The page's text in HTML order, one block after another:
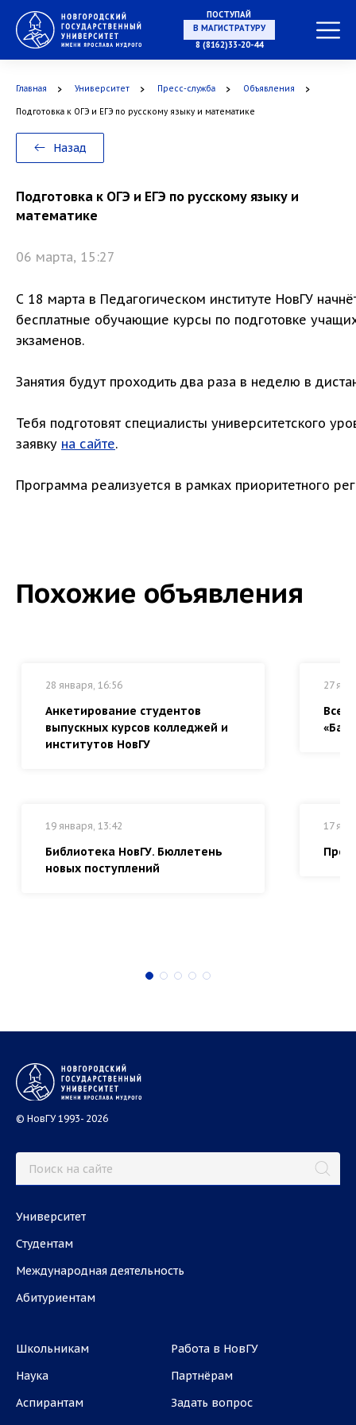
ПОСТУПАЙ
В МАГИСТРАТУРУ
8 (8162)33-20-44
Главная Университет Пресс-служба Объявления
Подготовка к ОГЭ и ЕГЭ по русскому языку и математике
Назад
Подготовка к ОГЭ и ЕГЭ по русскому языку и
математике
06 марта, 15:27
С 18 марта в Педагогическом институте НовГУ
бесплатные обучающие курсы по подготовке
экзаменов.
Занятия будут проходить два раза в неделю в
Тебя подготовят специалисты университетского
заявку на сайте.
Программа реализуется в рамках приоритетного
Похожие объявления
28 января, 16:56
Анкетирование студентов
выпускных курсов колледжей и
институтов НовГУ
27
19 января, 13:42
Библиотека НовГУ. Бюллетень
новых поступлений
17
© НовГУ 1993- 2026
Университет
Студентам
Международная деятельность
Абитуриентам
Школьникам
Наука
Аспирантам
Работа в НовГУ
Партнёрам
Задать вопрос